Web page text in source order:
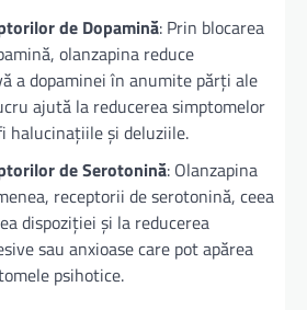
de Dopamină: Prin blocarea
olanzapina reduce
a dopaminei în anumite părți ale
ajută la reducerea simptomelor
halucinațiile și deluziile.
de Serotonină: Olanzapina
receptorii de serotonină, ceea
dispoziției și la reducerea
sau anxioase care pot apărea
psihotice.